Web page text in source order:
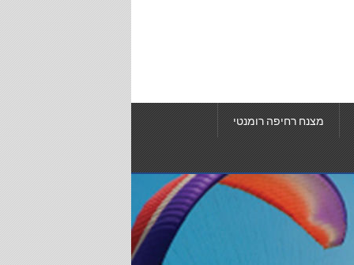
מצנח רחיפה רומנטי